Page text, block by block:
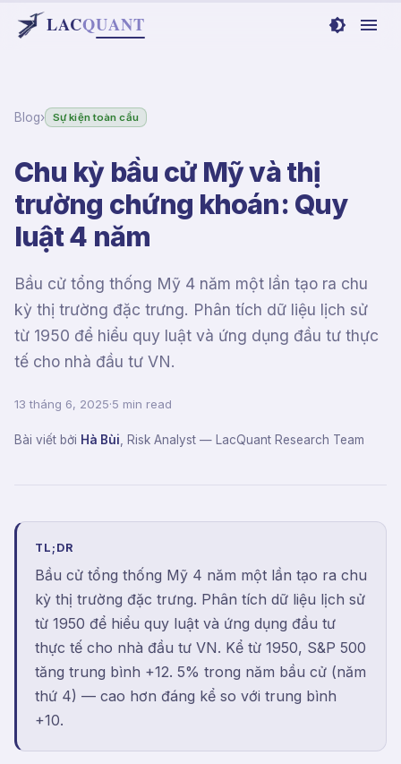
LACQUANT
Blog› Sự kiện toàn cầu
Chu kỳ bầu cử Mỹ và thị
trường chứng khoán: Quy
luật 4 năm
Bầu cử tổng thống Mỹ 4 năm một lần tạo ra chu
kỳ thị trường đặc trưng. Phân tích dữ liệu lịch sử
từ 1950 để hiểu quy luật và ứng dụng đầu tư thực
tế cho nhà đầu tư VN.
13 tháng 6, 2025·5 min read
Bài viết bởi Hà Bùi Risk Analyst — LacQuant Research Team
TL;DR
Bầu cử tổng thống Mỹ 4 năm một lần tạo ra chu
kỳ thị trường đặc trưng. Phân tích dữ liệu lịch sử
từ 1950 để hiểu quy luật và ứng dụng đầu tư
thực tế cho nhà đầu tư VN. Kể từ 1950, S&P 500
tăng trung bình +12. 5% trong năm bầu cử (năm
thứ 4) — cao hơn đáng kể so với trung bình
+10.